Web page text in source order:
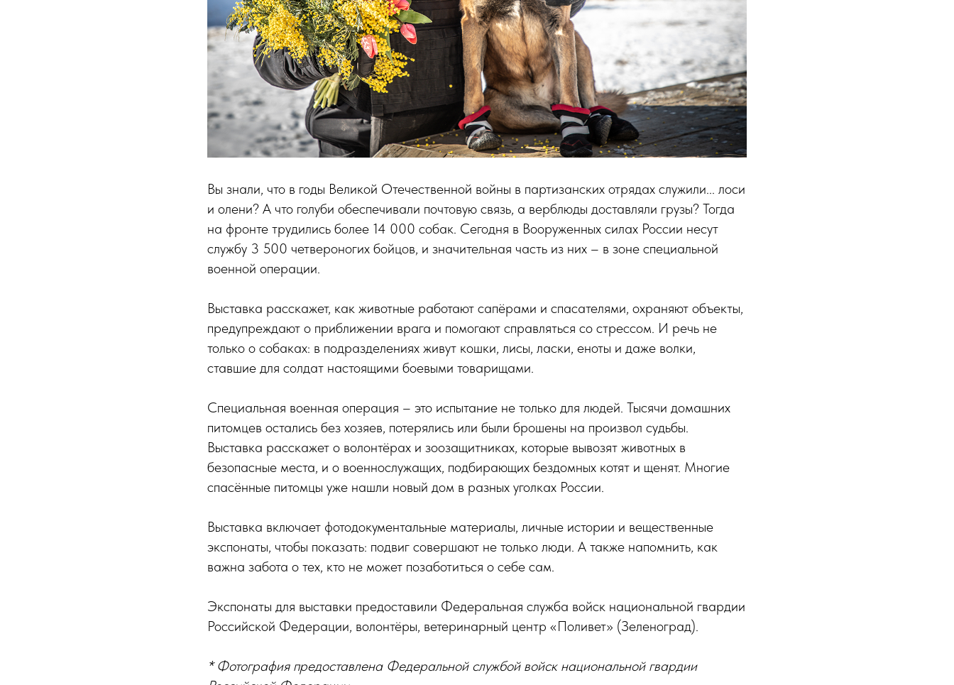
Вы знали, что в годы Великой Отечественной войны в партизанских отрядах служили... лоси
и олени? А что голуби обеспечивали почтовую связь, а верблюды доставляли грузы? Тогда
на фронте трудились более 14 000 собак. Сегодня в Вооруженных силах России несут
службу 3 500 четвероногих бойцов, и значительная часть из них – в зоне специальной
военной операции.
Выставка расскажет, как животные работают сапёрами и спасателями, охраняют объекты,
предупреждают о приближении врага и помогают справляться со стрессом. И речь не
только о собаках: в подразделениях живут кошки, лисы, ласки, еноты и даже волки,
ставшие для солдат настоящими боевыми товарищами.
Специальная военная операция – это испытание не только для людей. Тысячи домашних
питомцев остались без хозяев, потерялись или были брошены на произвол судьбы.
Выставка расскажет о волонтёрах и зоозащитниках, которые вывозят животных в
безопасные места, и о военнослужащих, подбирающих бездомных котят и щенят. Многие
спасённые питомцы уже нашли новый дом в разных уголках России.
Выставка включает фотодокументальные материалы, личные истории и вещественные
экспонаты, чтобы показать: подвиг совершают не только люди. А также напомнить, как
важна забота о тех, кто не может позаботиться о себе сам.
Экспонаты для выставки предоставили Федеральная служба войск национальной гвардии
Российской Федерации, волонтёры, ветеринарный центр «Поливет» (Зеленоград).
* Фотография предоставлена Федеральной службой войск национальной гвардии